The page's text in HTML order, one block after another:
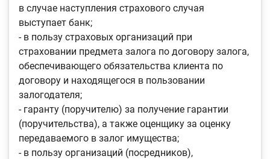
в случае наступления страхового случая
выступает банк;
- в пользу страховых организаций при
страховании предмета залога по договору залога,
обеспечивающего обязательства клиента по
договору и находящегося в пользовании
залогодателя;
- гаранту (поручителю) за получение гарантии
(поручительства), а также оценщику за оценку
передаваемого в залог имущества;
- в пользу организаций (посредников),